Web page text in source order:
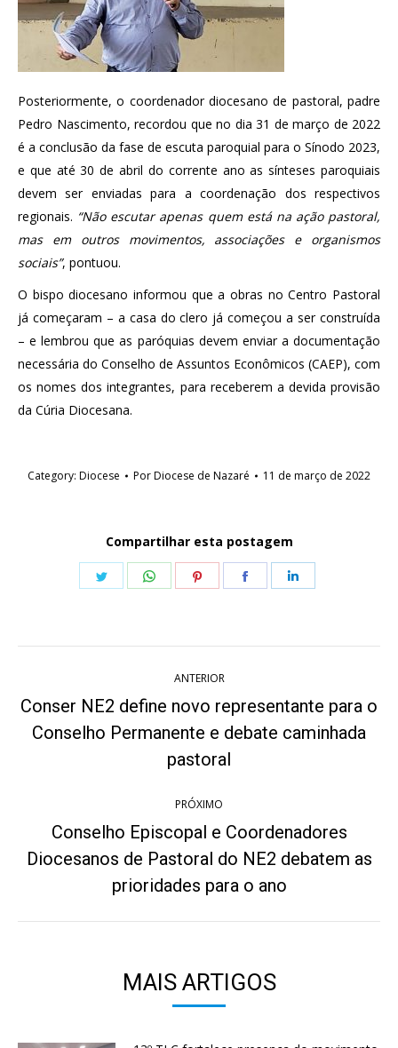
Posteriormente, o coordenador diocesano de pastoral, padre
Pedro Nascimento, recordou que no dia 31 de março de 2022
é a conclusão da fase de escuta paroquial para o Sínodo 2023,
e que até 30 de abril do corrente ano as sínteses paroquiais
devem ser enviadas para a coordenação dos respectivos
regionais. “Não escutar apenas quem está na ação pastoral,
mas em outros movimentos, associações e organismos
sociais”, pontuou.
O bispo diocesano informou que a obras no Centro Pastoral
já começaram – a casa do clero já começou a ser construída
– e lembrou que as paróquias devem enviar a documentação
necessária do Conselho de Assuntos Econômicos (CAEP), com
os nomes dos integrantes, para receberem a devida provisão
da Cúria Diocesana.
Category: Diocese PorDiocese de Nazaré 11 de março de 2022
Compartilhar esta postagem
Share
Share
Share
Share
de
post:
ANTERIOR
Post
anterior:
Conser NE2 define novo representante para o
Conselho Permanente e debate caminhada
pastoral
PRÓXIMO
Próximo
post:
Conselho Episcopal e Coordenadores
Diocesanos de Pastoral do NE2 debatem as
prioridades para o ano
MAIS ARTIGOS